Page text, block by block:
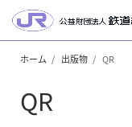
ホーム 出版物 QR
QR